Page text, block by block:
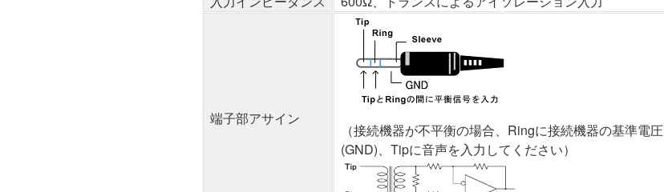
端子部アサイン
（接続機器が不平衡の場合、Ringに接続機器の基準電圧
(GND)、Tipに音声を入力してください）